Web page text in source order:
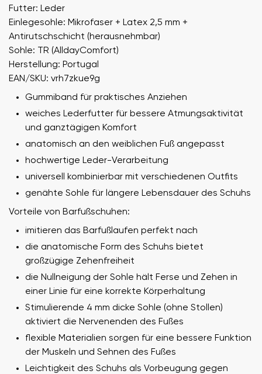
Futter: Leder
Einlegesohle: Mikrofaser + Latex 2,5 mm +
Antirutschschicht (herausnehmbar)
Sohle: TR (AlldayComfort)
Herstellung: Portugal
EAN/SKU: vrh7zkue9g
Gummiband für praktisches Anziehen
weiches Lederfutter für bessere Atmungsaktivität
und ganztägigen Komfort
anatomisch an den weiblichen Fuß angepasst
hochwertige Leder-Verarbeitung
universell kombinierbar mit verschiedenen Outfits
genähte Sohle für längere Lebensdauer des Schuhs
Vorteile von Barfußschuhen:
imitieren das Barfußlaufen perfekt nach
die anatomische Form des Schuhs bietet
großzügige Zehenfreiheit
die Nullneigung der Sohle hält Ferse und Zehen in
einer Linie für eine korrekte Körperhaltung
Stimulierende 4 mm dicke Sohle (ohne Stollen)
aktiviert die Nervenenden des Fußes
flexible Materialien sorgen für eine bessere Funktion
der Muskeln und Sehnen des Fußes
Leichtigkeit des Schuhs als Vorbeugung gegen